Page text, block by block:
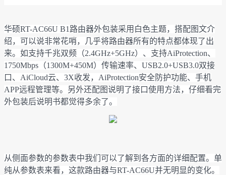
华硕RT-AC66U B1路由器外包装采用白色主题，搭配图文介
绍，可以说非常花哨，几乎将路由器所有的特点都体现了出
来。如支持千兆双频（2.4GHz+5GHz）、支持AiProtection、
1750Mbps（1300M+450M）传输速率、USB2.0+USB3.0双接
口、AiCloud云、3X收发，AiProtection安全防护功能、手机
APP远程管理等。另外还配图说明了接口使用方法，仔细看完
外包装后说明书都觉得多余了。
从侧面参数的参数表中我们可以了解到各方面的详细配置。单
纯从参数表来看，这款路由器与RT-AC66U并无明显的变化。